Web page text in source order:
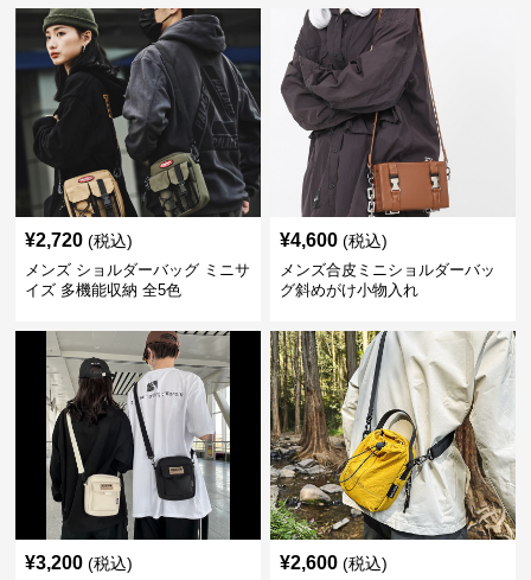
¥2,720 (税込)
メンズ ショルダーバッグ ミニサ
イズ 多機能収納 全5色
¥4,600 (税込)
メンズ合皮ミニショルダーバッ
グ斜めがけ小物入れ
¥3,200 (税込) ¥2,600 (税込)